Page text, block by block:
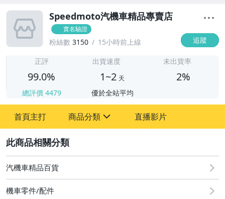
Speedmoto汽機車精品專賣店
實名驗證
粉絲數 3150 15小時前上線 追蹤
正評
99.0%
總評價 4479
出貨速度
1~2 天
優於全站平均
未出貨率
2%
首頁主打 商品分類
圖書/影音/文具
手機、配件與通訊
直播影片
汽機車精品百貨
機車零件/配件